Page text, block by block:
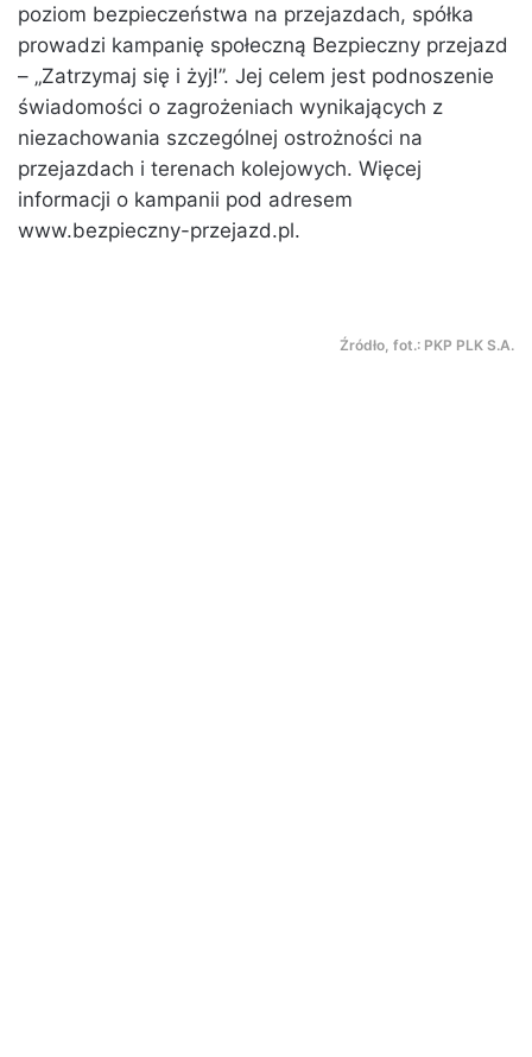
poziom bezpieczeństwa na przejazdach, spółka
prowadzi kampanię społeczną Bezpieczny przejazd
– „Zatrzymaj się i żyj!”. Jej celem jest podnoszenie
świadomości o zagrożeniach wynikających z
niezachowania szczególnej ostrożności na
przejazdach i terenach kolejowych. Więcej
informacji o kampanii pod adresem
www.bezpieczny-przejazd.pl.
Źródło, fot.: PKP PLK S.A.